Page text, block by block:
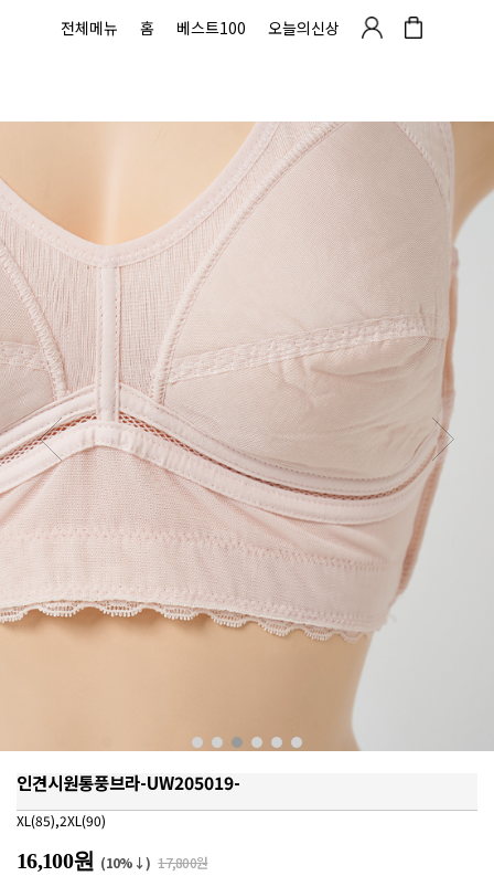
전체메뉴 홈 베스트100 오늘의신상
인견시원통풍브라-UW205019-
XL(85),2XL(90)
16,100원 (10%↓) 17,800원